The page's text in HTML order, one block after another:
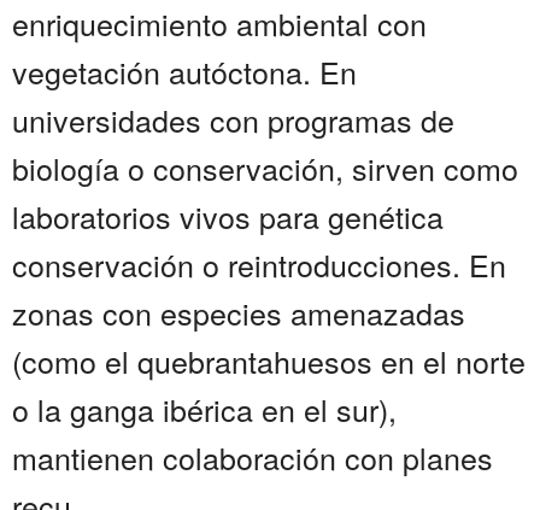
enriquecimiento ambiental con
vegetación autóctona. En
universidades con programas de
biología o conservación, sirven como
laboratorios vivos para genética
conservación o reintroducciones. En
zonas con especies amenazadas
(como el quebrantahuesos en el norte
o la ganga ibérica en el sur),
mantienen colaboración con planes